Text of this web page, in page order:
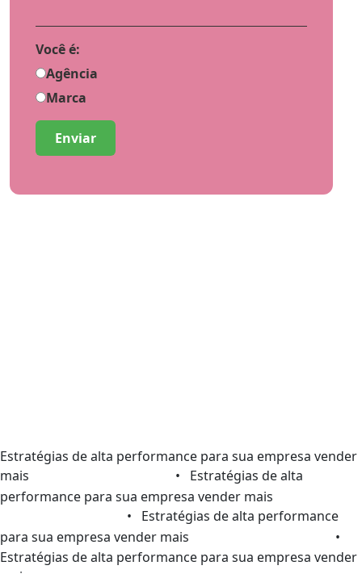
Você é:
Agência
Marca
Estratégias de alta performance para sua empresa vender
mais
• Estratégias de alta
performance para sua empresa vender mais
• Estratégias de alta performance
para sua empresa vender mais
•
Estratégias de alta performance para sua empresa vender